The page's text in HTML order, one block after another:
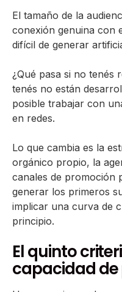
El tamaño de la
conexión genuina con
difícil de generar
¿Qué pasa si no tenés
tenés no están
posible trabajar con
en redes.
Lo que cambia es la
orgánico propio, la
canales de promoción
generar los primeros
implicar una curva de
principio.
El quinto
capacidad